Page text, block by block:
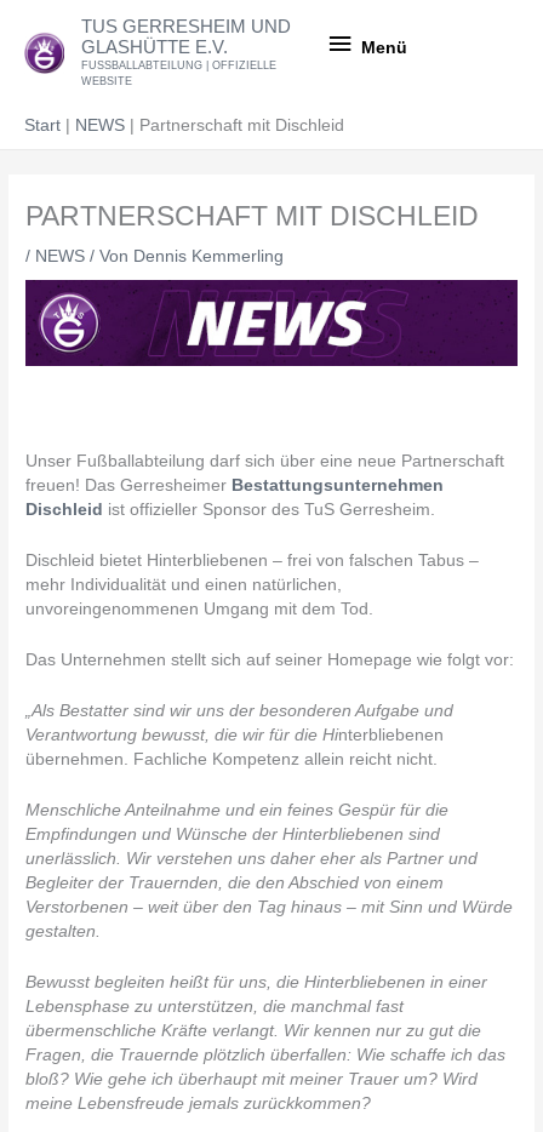
Inhalt
springen
TUS GERRESHEIM UND
GLASHÜTTE E.V.
FUSSBALLABTEILUNG | OFFIZIELLE
WEBSITE
Menü
Start NEWS Partnerschaft mit Dischleid
PARTNERSCHAFT MIT DISCHLEID
/ NEWS / Von Dennis Kemmerling
Unser Fußballabteilung darf sich über eine neue Partnerschaft
freuen! Das Gerresheimer Bestattungsunternehmen
Dischleid ist offizieller Sponsor des TuS Gerresheim.
Dischleid bietet Hinterbliebenen – frei von falschen Tabus –
mehr Individualität und einen natürlichen,
unvoreingenommenen Umgang mit dem Tod.
Das Unternehmen stellt sich auf seiner Homepage wie folgt vor:
„Als Bestatter sind wir uns der besonderen Aufgabe und
Verantwortung bewusst, die wir für die Hinterbliebenen
übernehmen. Fachliche Kompetenz allein reicht nicht.
Menschliche Anteilnahme und ein feines Gespür für die
Empfindungen und Wünsche der Hinterbliebenen sind
unerlässlich. Wir verstehen uns daher eher als Partner und
Begleiter der Trauernden, die den Abschied von einem
Verstorbenen – weit über den Tag hinaus – mit Sinn und Würde
gestalten.
Bewusst begleiten heißt für uns, die Hinterbliebenen in einer
Lebensphase zu unterstützen, die manchmal fast
übermenschliche Kräfte verlangt. Wir kennen nur zu gut die
Fragen, die Trauernde plötzlich überfallen: Wie schaffe ich das
bloß? Wie gehe ich überhaupt mit meiner Trauer um? Wird
meine Lebensfreude jemals zurückkommen?